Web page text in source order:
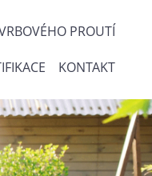
PROUTÍ
KONTAKT